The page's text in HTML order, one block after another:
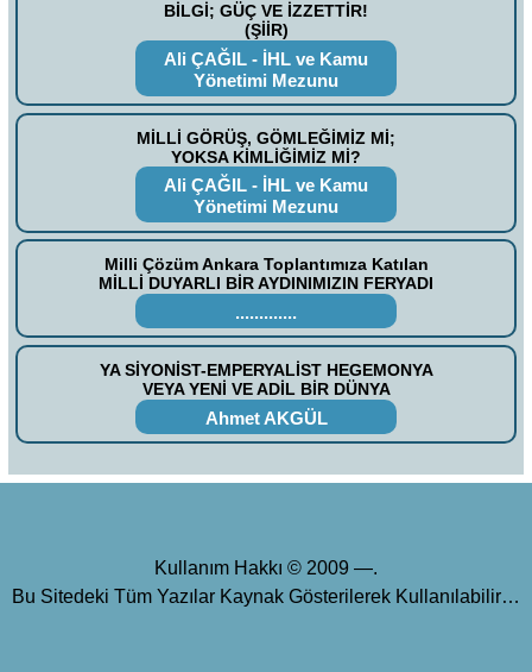
BİLGİ; GÜÇ VE İZZETTİR!
(ŞİİR)
Ali ÇAĞIL - İHL ve Kamu
Yönetimi Mezunu
MİLLİ GÖRÜŞ, GÖMLEĞİMİZ Mİ;
YOKSA KİMLİĞİMİZ Mİ?
Ali ÇAĞIL - İHL ve Kamu
Yönetimi Mezunu
Milli Çözüm Ankara Toplantımıza Katılan
MİLLİ DUYARLI BİR AYDINIMIZIN FERYADI
.............
YA SİYONİST-EMPERYALİST HEGEMONYA
VEYA YENİ VE ADİL BİR DÜNYA
Ahmet AKGÜL
Kullanım Hakkı © 2009 —.
Bu Sitedeki Tüm Yazılar Kaynak Gösterilerek Kullanılabilir…